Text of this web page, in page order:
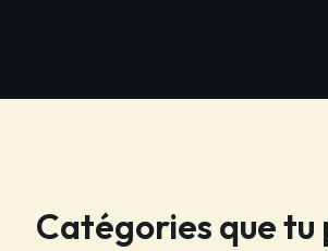
Catégories que tu